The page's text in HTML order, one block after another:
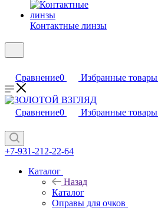
Контактные линзы
Сравнение0 Избранные товары
Сравнение0 Избранные товары
+7-931-212-22-64
Каталог
Назад
Каталог
Оправы для очков